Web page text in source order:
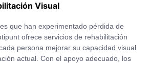
Visual
que han experimentado pérdida de
ofrece servicios de rehabilitación
persona mejorar su capacidad visual
actual. Con el apoyo adecuado, los